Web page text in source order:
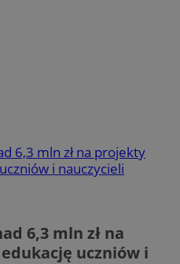
6,3 mln zł na projekty
i nauczycieli
6,3 mln zł na
uczniów i